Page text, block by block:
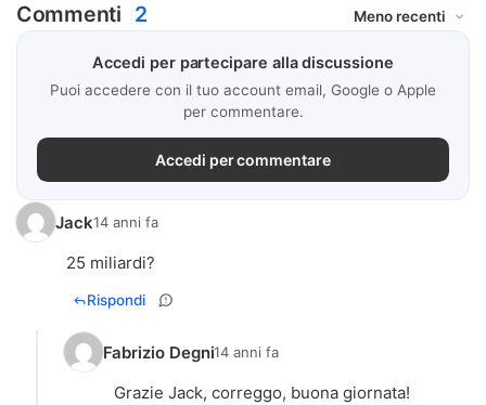
Commenti 2
Accedi per partecipare alla discussione
Puoi accedere con il tuo account email, Google o Apple
per commentare.
Accedi per commentare
Jack14 anni fa
25 miliardi?
Rispondi
Fabrizio Degni14 anni fa
Grazie Jack, correggo, buona giornata!